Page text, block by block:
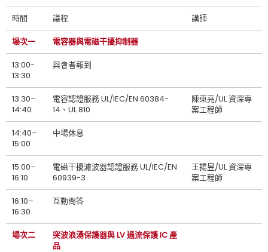
時間 議程 講師
場次一 電容器與電磁干擾抑制器
13:00-
13:30
與會者報到
13:30–
14:40
電容認證服務 UL/IEC/EN 60384-
14、UL 810
陳東亮/UL 資深專
案工程師
14:40–
15:00
中場休息
15:00–
16:10
電磁干擾濾波器認證服務 UL/IEC/EN
60939-3
王揚昱/UL 資深專
案工程師
16:10–
16:30
互動問答
場次二
突波浪湧保護器與 LV 過流保護 IC 產
品